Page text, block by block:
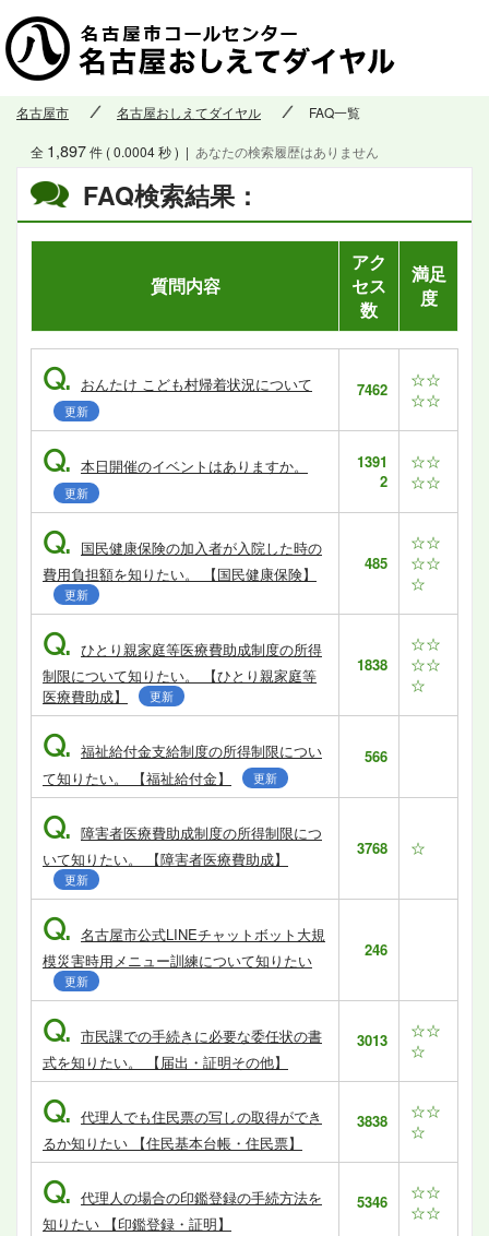
名古屋市 名古屋おしえてダイヤル FAQ一覧
FAQ検索結果：
全 1,897件 ( 0.0004 秒 ) | あなたの検索履歴はありません
質問内容
アク
セス
数
満足
度
Q. おんたけ こども村帰着状況について
更新
7462
☆☆
☆☆
Q. 本日開催のイベントはありますか。
更新
1391
2
☆☆
☆☆
Q. 国民健康保険の加入者が入院した時の
費用負担額を知りたい。 【国民健康保険】
更新
485
☆☆
☆☆
☆
Q. ひとり親家庭等医療費助成制度の所得
制限について知りたい。 【ひとり親家庭等
医療費助成】
更新
1838
☆☆
☆☆
☆
Q. 福祉給付金支給制度の所得制限につい
て知りたい。 【福祉給付金】
更新
566
Q. 障害者医療費助成制度の所得制限につ
いて知りたい。 【障害者医療費助成】
更新
3768 ☆
Q. 名古屋市公式LINEチャットボット大規
模災害時用メニュー訓練について知りたい
更新
246
Q. 市民課での手続きに必要な委任状の書
式を知りたい。 【届出・証明その他】
3013
☆☆
☆
Q. 代理人でも住民票の写しの取得ができ
るか知りたい 【住民基本台帳・住民票】
3838
☆☆
☆
Q. 代理人の場合の印鑑登録の手続方法を
知りたい 【印鑑登録・証明】
5346
☆☆
☆☆